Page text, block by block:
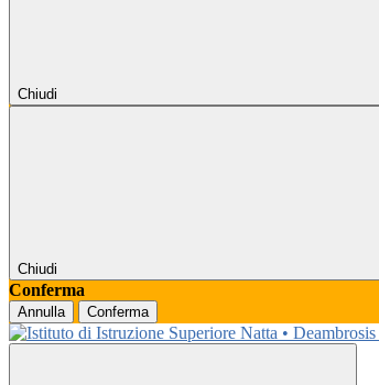
Chiudi
Chiudi
Conferma
Annulla Conferma